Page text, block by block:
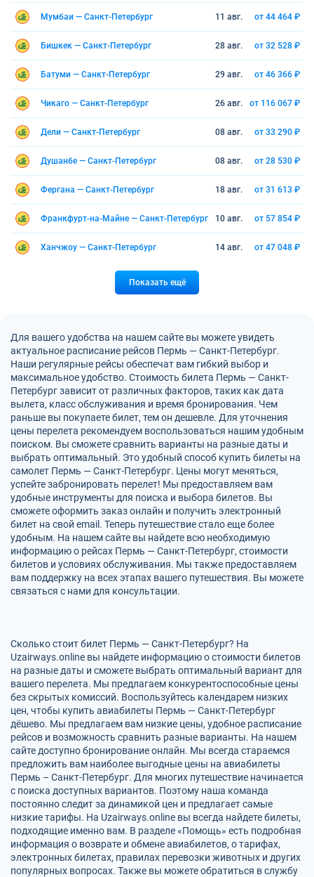
Мумбаи — Санкт-Петербург 11 авг. от 44 464 ₽
Бишкек — Санкт-Петербург 28 авг. от 32 528 ₽
Батуми — Санкт-Петербург 29 авг. от 46 366 ₽
Чикаго — Санкт-Петербург 26 авг. от 116 067 ₽
Дели — Санкт-Петербург 08 авг. от 33 290 ₽
Душанбе — Санкт-Петербург 08 авг. от 28 530 ₽
Фергана — Санкт-Петербург 18 авг. от 31 613 ₽
Франкфурт-на-Майне — Санкт-Петербург 10 авг. от 57 854 ₽
Ханчжоу — Санкт-Петербург 14 авг. от 47 048 ₽
Показать ещё
Для вашего удобства на нашем сайте вы можете увидеть
актуальное расписание рейсов Пермь — Санкт-Петербург.
Наши регулярные рейсы обеспечат вам гибкий выбор и
максимальное удобство. Стоимость билета Пермь — Санкт-
Петербург зависит от различных факторов, таких как дата
вылета, класс обслуживания и время бронирования. Чем
раньше вы покупаете билет, тем он дешевле. Для уточнения
цены перелета рекомендуем воспользоваться нашим удобным
поиском. Вы сможете сравнить варианты на разные даты и
выбрать оптимальный. Это удобный способ купить билеты на
самолет Пермь — Санкт-Петербург. Цены могут меняться,
успейте забронировать перелет! Мы предоставляем вам
удобные инструменты для поиска и выбора билетов. Вы
сможете оформить заказ онлайн и получить электронный
билет на свой email. Теперь путешествие стало еще более
удобным. На нашем сайте вы найдете всю необходимую
информацию о рейсах Пермь — Санкт-Петербург, стоимости
билетов и условиях обслуживания. Мы также предоставляем
вам поддержку на всех этапах вашего путешествия. Вы можете
связаться с нами для консультации.
Сколько стоит билет Пермь — Санкт-Петербург? На
Uzairways.online вы найдете информацию о стоимости билетов
на разные даты и сможете выбрать оптимальный вариант для
вашего перелета. Мы предлагаем конкурентоспособные цены
без скрытых комиссий. Воспользуйтесь календарем низких
цен, чтобы купить авиабилеты Пермь — Санкт-Петербург
дёшево. Мы предлагаем вам низкие цены, удобное расписание
рейсов и возможность сравнить разные варианты. На нашем
сайте доступно бронирование онлайн. Мы всегда стараемся
предложить вам наиболее выгодные цены на авиабилеты
Пермь – Санкт-Петербург. Для многих путешествие начинается
с поиска доступных вариантов. Поэтому наша команда
постоянно следит за динамикой цен и предлагает самые
низкие тарифы. На Uzairways.online вы всегда найдете билеты,
подходящие именно вам. В разделе «Помощь» есть подробная
информация о возврате и обмене авиабилетов, о тарифах,
электронных билетах, правилах перевозки животных и других
популярных вопросах. Также вы можете обратиться в службу